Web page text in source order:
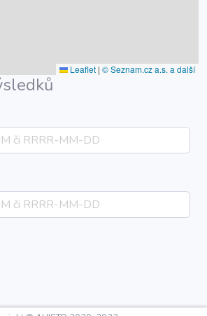
Leaflet | © Seznam.cz a.s. a další